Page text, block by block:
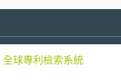
全球專利檢索系統